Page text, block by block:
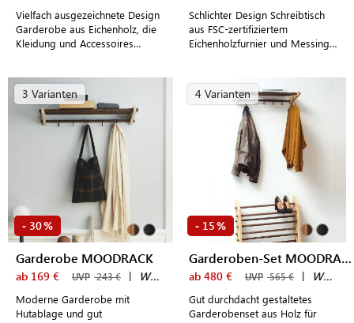
Vielfach ausgezeichnete Design
Garderobe aus Eichenholz, die
Kleidung und Accessoires
Schlichter Design Schreibtisch
aus FSC-zertifiziertem
Eichenholzfurnier und Messing
3 Varianten
- 30%
Garderobe MOODRACK
ab 169 € UVP 243 € | We Do Wood
Moderne Garderobe mit
Hutablage und gut
4 Varianten
- 15 %
Garderoben-Set MOODRACK & MOODSTAND
ab 480 € UVP 565 € | We Do Wood
Gut durchdacht gestaltetes
Garderobenset aus Holz für